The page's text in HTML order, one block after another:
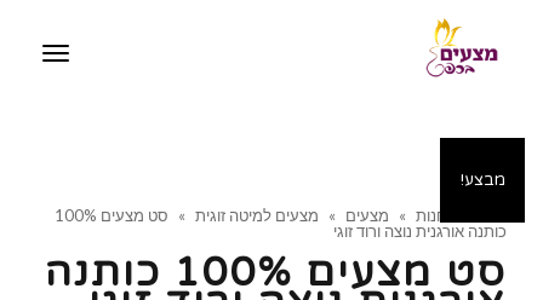
תפריט
מבצע!
חנות » מצעים » מצעים למיטה זוגית »
סט מצעים 100%
כותנה אורגנית נוצה ורוד זוגי
סט מצעים 100% כותנה